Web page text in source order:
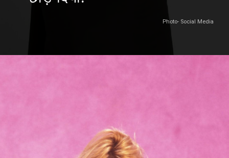
Photo- Social Media